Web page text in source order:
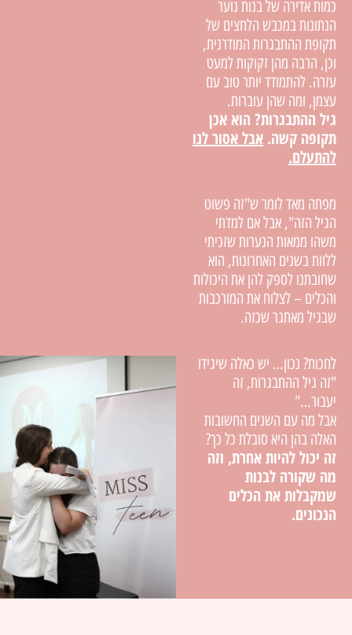
כמות אדירה של בנות נוער
הנתונות במכבש הלחצים של
תקופת ההתבגרות המודרנית,
וכן, הרבה מהן זקוקות למעט
עזרה. להתמודד יותר טוב עם
עצמן, ומה שהן עוברות.
גיל ההתבגרות? הוא אכן
תקופה קשה. אבל אסור לנו
להתעלם.
מפתה מאד לומר ש"זה פשוט
הגיל הזה", אבל אם למדתי
משהו ממאות הנערות שזכיתי
ללוות בשנים האחרונות, הוא
שחובתנו לספק להן את היכולות
והכלים – לצלוח את המורכבות
שבגיל מאתגר שכזה.
לחכות? נכון… יש כאלה שיגידו
"זה גיל ההתבגרות, זה
יעבור…"
אבל מה עם השנים החשובות
האלה בהן היא סובלת כל כך?
זה יכול להיות אחרת, וזה
מה שקורה לבנות
שמקבלות את הכלים
הנכונים.